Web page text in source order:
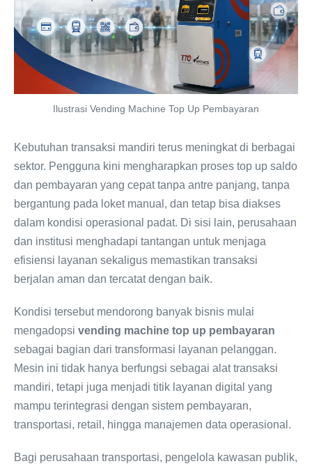
Ilustrasi Vending Machine Top Up Pembayaran
Kebutuhan transaksi mandiri terus meningkat di berbagai
sektor. Pengguna kini mengharapkan proses top up saldo
dan pembayaran yang cepat tanpa antre panjang, tanpa
bergantung pada loket manual, dan tetap bisa diakses
dalam kondisi operasional padat. Di sisi lain, perusahaan
dan institusi menghadapi tantangan untuk menjaga
efisiensi layanan sekaligus memastikan transaksi
berjalan aman dan tercatat dengan baik.
Kondisi tersebut mendorong banyak bisnis mulai
mengadopsi vending machine top up pembayaran
sebagai bagian dari transformasi layanan pelanggan.
Mesin ini tidak hanya berfungsi sebagai alat transaksi
mandiri, tetapi juga menjadi titik layanan digital yang
mampu terintegrasi dengan sistem pembayaran,
transportasi, retail, hingga manajemen data operasional.
Bagi perusahaan transportasi, pengelola kawasan publik,